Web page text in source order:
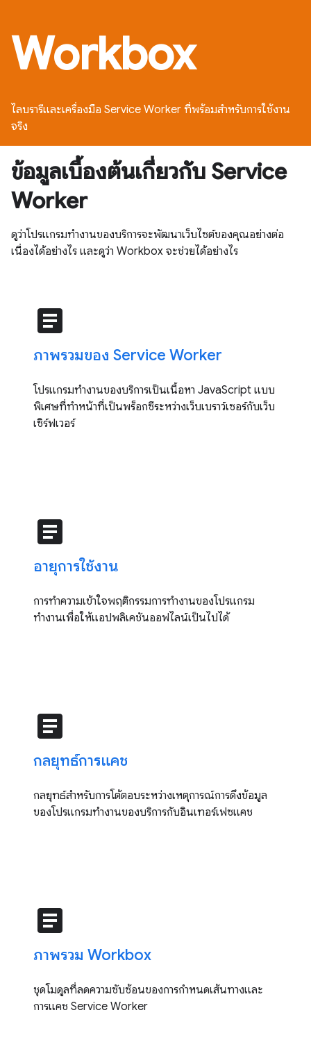
Workbox
ไลบรารีและเครื่องมือ Service Worker ที่พร้อมสำหรับการใช้งาน
จริง
ข้อมูลเบื้องต้นเกี่ยวกับ Service
Worker
ดูว่าโปรแกรมทำงานของบริการจะพัฒนาเว็บไซต์ของคุณอย่างต่อ
เนื่องได้อย่างไร และดูว่า Workbox จะช่วยได้อย่างไร
article
ภาพรวมของ Service Worker
โปรแกรมทำงานของบริการเป็นเนื้อหา JavaScript แบบ
พิเศษที่ทำหน้าที่เป็นพร็อกซีระหว่างเว็บเบราว์เซอร์กับเว็บ
เซิร์ฟเวอร์
article
อายุการใช้งาน
การทำความเข้าใจพฤติกรรมการทำงานของโปรแกรม
ทำงานเพื่อให้แอปพลิเคชันออฟไลน์เป็นไปได้
article
กลยุทธ์การแคช
กลยุทธ์สำหรับการโต้ตอบระหว่างเหตุการณ์การดึงข้อมูล
ของโปรแกรมทำงานของบริการกับอินเทอร์เฟซแคช
article
ภาพรวม Workbox
ชุดโมดูลที่ลดความซับซ้อนของการกำหนดเส้นทางและ
การแคช Service Worker